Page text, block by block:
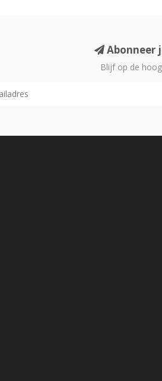
Abonneer
Blijf op de